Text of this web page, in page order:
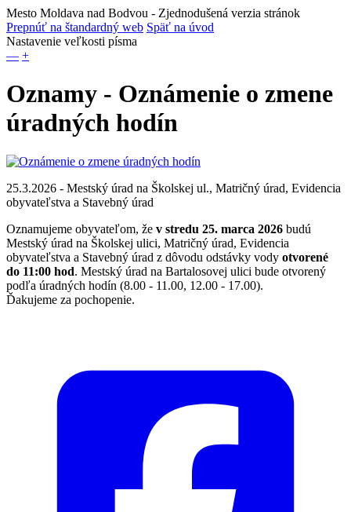
Mesto Moldava nad Bodvou - Zjednodušená verzia stránok
Prepnúť na štandardný web Späť na úvod
Nastavenie veľkosti písma
— +
Oznamy - Oznámenie o zmene
úradných hodín
25.3.2026 - Mestský úrad na Školskej ul., Matričný úrad, Evidencia
obyvateľstva a Stavebný úrad
Oznamujeme obyvateľom, že v stredu 25. marca 2026 budú
Mestský úrad na Školskej ulici, Matričný úrad, Evidencia
obyvateľstva a Stavebný úrad z dôvodu odstávky vody otvorené
do 11:00 hod. Mestský úrad na Bartalosovej ulici bude otvorený
podľa úradných hodín (8.00 - 11.00, 12.00 - 17.00).
Ďakujeme za pochopenie.